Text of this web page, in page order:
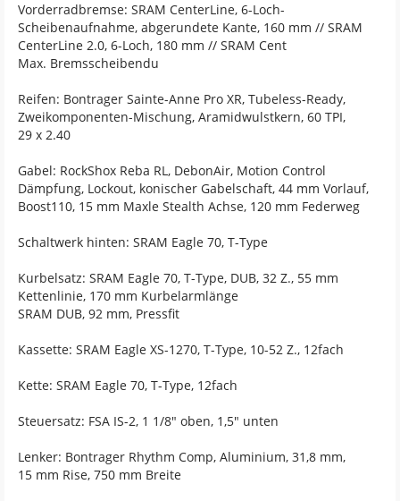
Vorderradbremse: SRAM CenterLine, 6-Loch-
Scheibenaufnahme, abgerundete Kante, 160 mm // SRAM
CenterLine 2.0, 6-Loch, 180 mm // SRAM Cent
Max. Bremsscheibendu
Reifen: Bontrager Sainte-Anne Pro XR, Tubeless-Ready,
Zweikomponenten-Mischung, Aramidwulstkern, 60 TPI,
29 x 2.40
Gabel: RockShox Reba RL, DebonAir, Motion Control
Dämpfung, Lockout, konischer Gabelschaft, 44 mm Vorlauf,
Boost110, 15 mm Maxle Stealth Achse, 120 mm Federweg
Schaltwerk hinten: SRAM Eagle 70, T-Type
Kurbelsatz: SRAM Eagle 70, T-Type, DUB, 32 Z., 55 mm
Kettenlinie, 170 mm Kurbelarmlänge
SRAM DUB, 92 mm, Pressfit
Kassette: SRAM Eagle XS-1270, T-Type, 10-52 Z., 12fach
Kette: SRAM Eagle 70, T-Type, 12fach
Steuersatz: FSA IS-2, 1 1/8" oben, 1,5" unten
Lenker: Bontrager Rhythm Comp, Aluminium, 31,8 mm,
15 mm Rise, 750 mm Breite